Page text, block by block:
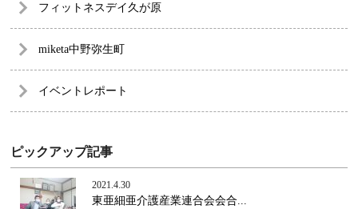
フィットネスデイ久が原
miketa中野弥生町
イベントレポート
ピックアップ記事
2021.4.30
東亜細亜介護産業連合会会合...